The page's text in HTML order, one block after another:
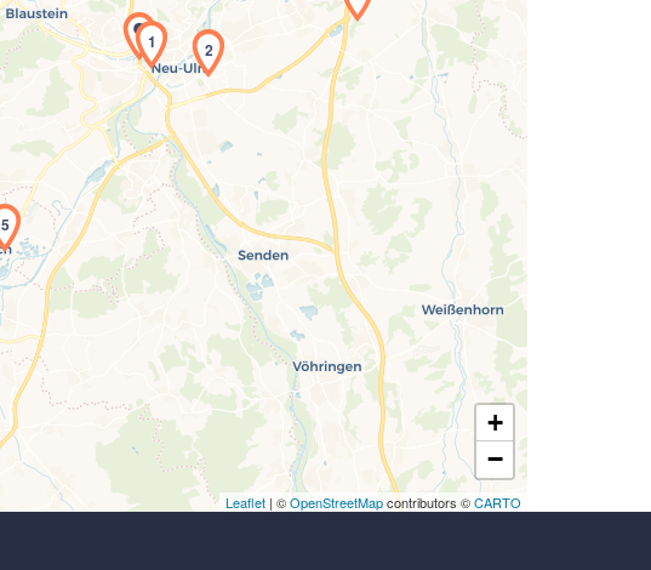
Laden der Karte...
1 2
5
+
−
Leaflet | ©OpenStreetMapcontributors ©CARTO